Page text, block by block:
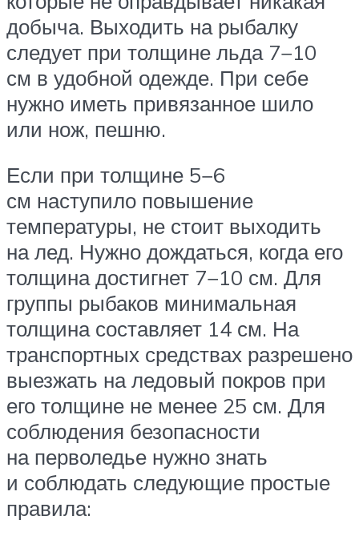
добыча. Выходить на рыбалку
следует при толщине льда 7−10
см в удобной одежде. При себе
нужно иметь привязанное шило
или нож, пешню.
Если при толщине 5−6
см наступило повышение
температуры, не стоит выходить
на лед. Нужно дождаться, когда его
толщина достигнет 7−10 см. Для
группы рыбаков минимальная
толщина составляет 14 см. На
транспортных средствах разрешено
выезжать на ледовый покров при
его толщине не менее 25 см. Для
соблюдения безопасности
на перволедье нужно знать
и соблюдать следующие простые
правила: